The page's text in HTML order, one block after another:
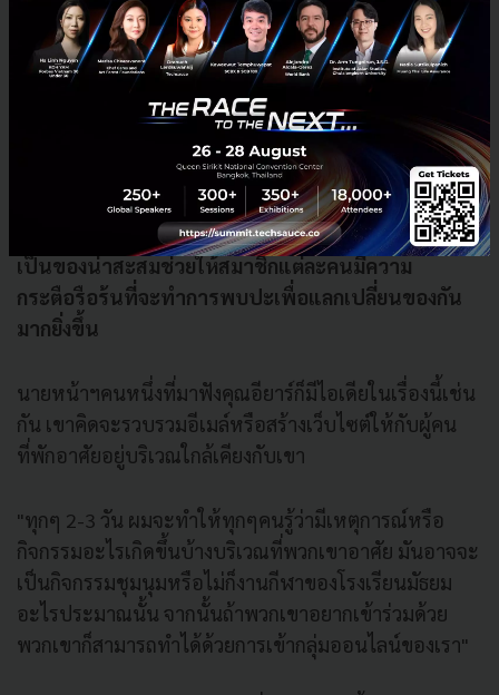
อย่างเช่นลินดาพนักงานร้านฮอลมาร์คใน Pleasanton,
California เล่าว่าสาขาของเธอมีสมาชิกทั้งหมด 25 คนซึ่ง
ถือว่าน้อยเมื่อเทียบกับสาขาอื่น แต่กลุ่มของเธอจะมีการ
พบปะและมีการแลกเปลี่ยนของระหว่างกันเสมอๆ
จุดเด่นอีกอย่างที่ช่วยส่งเสริมชุมชนก็คือตัวสินค้า ฮอ
ลมาร์คจะมีสินค้าแบบใหม่ออกมาเสมอและสินค้าบาง
อย่างก็เป็นของน่าสะสมสำหรับเหล่าสมาชิกการที่สินค้า
เป็นของน่าสะสมช่วยให้สมาชิกแต่ละคนมีความ
กระตือรือร้นที่จะทำการพบปะเพื่อแลกเปลี่ยนของกัน
มากยิ่งขึ้น
นายหน้าฯคนหนึ่งที่มาฟังคุณอียาร์ก็มีไอเดียในเรื่องนี้เช่น
กัน เขาคิดจะรวบรวมอีเมล์หรือสร้างเว็บไซต์ให้กับผู้คน
ที่พักอาศัยอยู่บริเวณใกล้เคียงกับเขา
"ทุกๆ 2-3 วัน ผมจะทำให้ทุกๆคนรู้ว่ามีเหตุการณ์หรือ
กิจกรรมอะไรเกิดขึ้นบ้างบริเวณที่พวกเขาอาศัย มันอาจจะ
เป็นกิจกรรมชุมนุมหรือไม่ก็งานกีฬาของโรงเรียนมัธยม
อะไรประมาณนั้น จากนั้นถ้าพวกเขาอยากเข้าร่วมด้วย
พวกเขาก็สามารถทำได้ด้วยการเข้ากลุ่มออนไลน์ของเรา"